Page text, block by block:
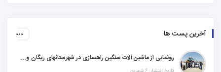
آخرین پست ها
رونمایی از ماشین آلات سنگین راهسازی در شهرستانهای ریگان و گنبکی